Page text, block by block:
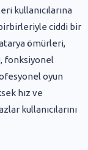
kullanıcılarına
ciddi bir
ömürleri,
fonksiyonel
oyun
hız ve
kullanıcılarını